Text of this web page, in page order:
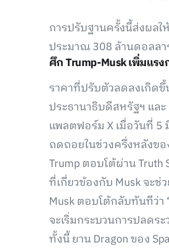
การปรับฐานครั้งนี้ส่งผลใ
ประมาณ 308 ล้านดอลลา
ศึก Trump-Musk เพิ่มแร
ราคาที่ปรับตัวลดลงเกิดขึ้
ประธานาธิบดีสหรัฐฯ และ
แพลตฟอร์ม X เมื่อวันที่ 5
ถดถอยในช่วงครึ่งหลังข
Trump ตอบโต้ผ่าน
ที่เกี่ยวข้องกับ Musk จะ
Musk ตอบโต้กลับทันทีว่า
จะเริ่มกระบวนการปลดร
ทั้งนี้ ยาน Dragon ของ